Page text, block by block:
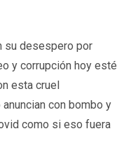
su desespero por
y corrupción hoy esté
esta cruel
con bombo y
como si eso fuera